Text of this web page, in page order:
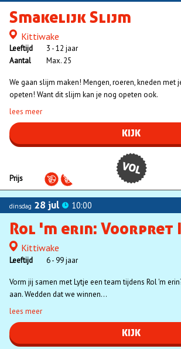
Smakelijk Slijm
LocatieKittiwake
Leeftijd
3 - 12 jaar
Aantal
Max. 25
We gaan slijm maken! Mengen, roeren, kneden met
opeten! Want dit slijm kan je nog opeten ook.
lees meer
KIJK
VOL
Prijs
dinsdag 28 jul 10:00
Rol 'm erin: Voorpret
LocatieKittiwake
Leeftijd 6 - 99 jaar
Vorm jij samen met Lytje een team tijdens Rol 'm
aan. Wedden dat we winnen...
lees meer
KIJK